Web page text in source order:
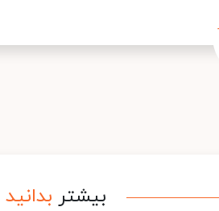
بیشتر بدانید